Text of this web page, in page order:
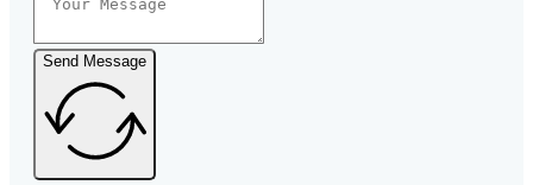
Send Message